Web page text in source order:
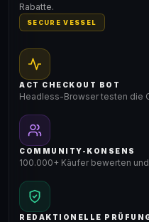
Rabatte.
SECURE VESSEL
ACT CHECKOUT BOT
Headless-Browser testen die
COMMUNITY-KONSENS
100.000+ Käufer bewerten
REDAKTIONELLE